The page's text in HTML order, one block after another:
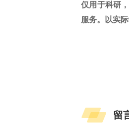
仅用于科研
服务。以实
留